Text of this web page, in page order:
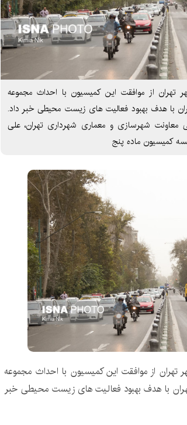
تهران از موافقت این کمیسیون با احداث مجموعه
با هدف بهبود فعالیت های زیست محیطی خبر داد.
معاونت شهرسازی و معماری شهرداری تهران، علی
کمیسیون ماده پنج
تهران از موافقت این کمیسیون با احداث مجموعه
با هدف بهبود فعالیت های زیست محیطی خبر